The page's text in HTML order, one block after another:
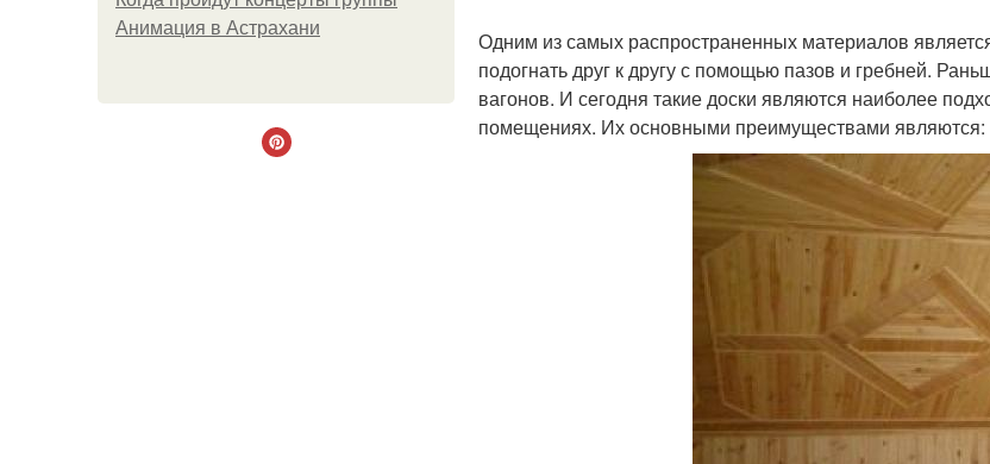
Анимация в Астрахани
Одним из самых распространенных материалов
подогнать друг к другу с помощью пазов и гребней.
вагонов. И сегодня такие доски являются наиболее
помещениях. Их основными преимуществами являются: